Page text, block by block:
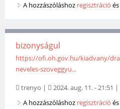
A hozzászóláshoz regisztráció és
bizonyságul
https://ofi.oh.gov.hu/kiadvany/
neveles-szoveggyu...
trenyo | 2024. aug. 11. - 21:51 |
A hozzászóláshoz regisztráció és